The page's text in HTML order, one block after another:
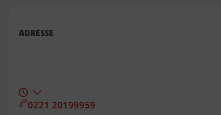
ADRESSE
0221 20199959